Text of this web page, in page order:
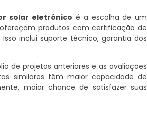
solar eletrônico é a escolha de um
produtos com certificação de
inclui suporte técnico, garantia dos
de projetos anteriores e as avaliações
similares têm maior capacidade de
maior chance de satisfazer suas